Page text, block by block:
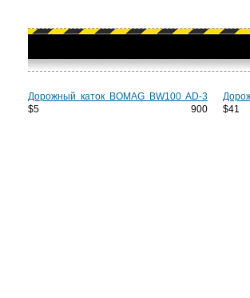
Дорожный каток BOMAG BW100 AD-3
$5 900